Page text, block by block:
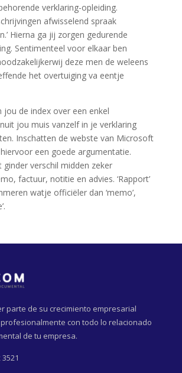
verklaring-opleiding.
afwisselend spraak
Hierna ga jij zorgen gedurende
Sentimenteel voor elkaar ben
deze men de weleens
het overtuiging va eentje
jou de index over een enkel
jou muis vanzelf in je verklaring
Inschatten de webste van Microsoft
een goede argumentatie.
ginder verschil midden zeker
factuur, notitie en advies. ‘Rapport’
watje officiëler dan ‘memo’,
parte de su crecimiento empresarial
con todo lo relacionado
de tu empresa.
3521